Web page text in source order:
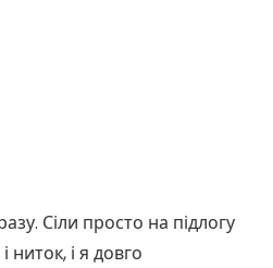
Сіли просто на підлогу
ниток, і я довго